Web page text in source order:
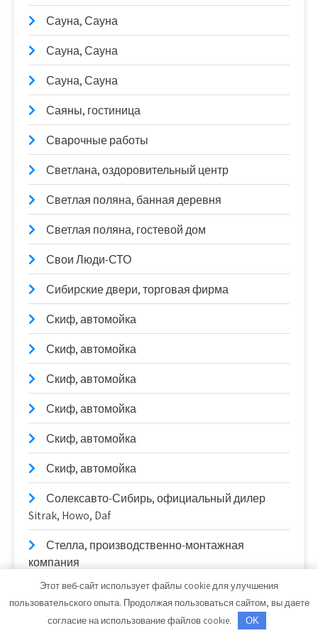
Сауна, Сауна
Сауна, Сауна
Сауна, Сауна
Саяны, гостиница
Сварочные работы
Светлана, оздоровительный центр
Светлая поляна, банная деревня
Светлая поляна, гостевой дом
Свои Люди-СТО
Сибирские двери, торговая фирма
Скиф, автомойка
Скиф, автомойка
Скиф, автомойка
Скиф, автомойка
Скиф, автомойка
Скиф, автомойка
Солексавто-Сибирь, официальный дилер
Sitrak, Howo, Daf
Стелла, производственно-монтажная
компания
Стелла, производственно-монтажная
компания
Этот веб-сайт использует файлы cookie для улучшения
пользовательского опыта. Продолжая пользоваться сайтом, вы даете
согласие на использование файлов cookie.
OK